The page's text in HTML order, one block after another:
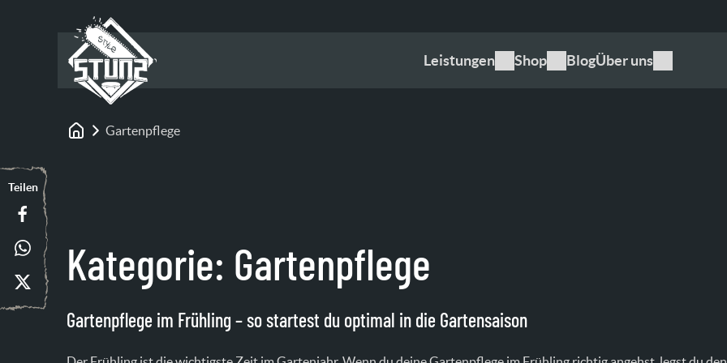
Leistungen Shop BlogÜber uns
Startseite
Gartenpflege
Teilen
Kategorie: Gartenpflege
Gartenpflege im Frühling – so startest du optimal in die Gartensaison